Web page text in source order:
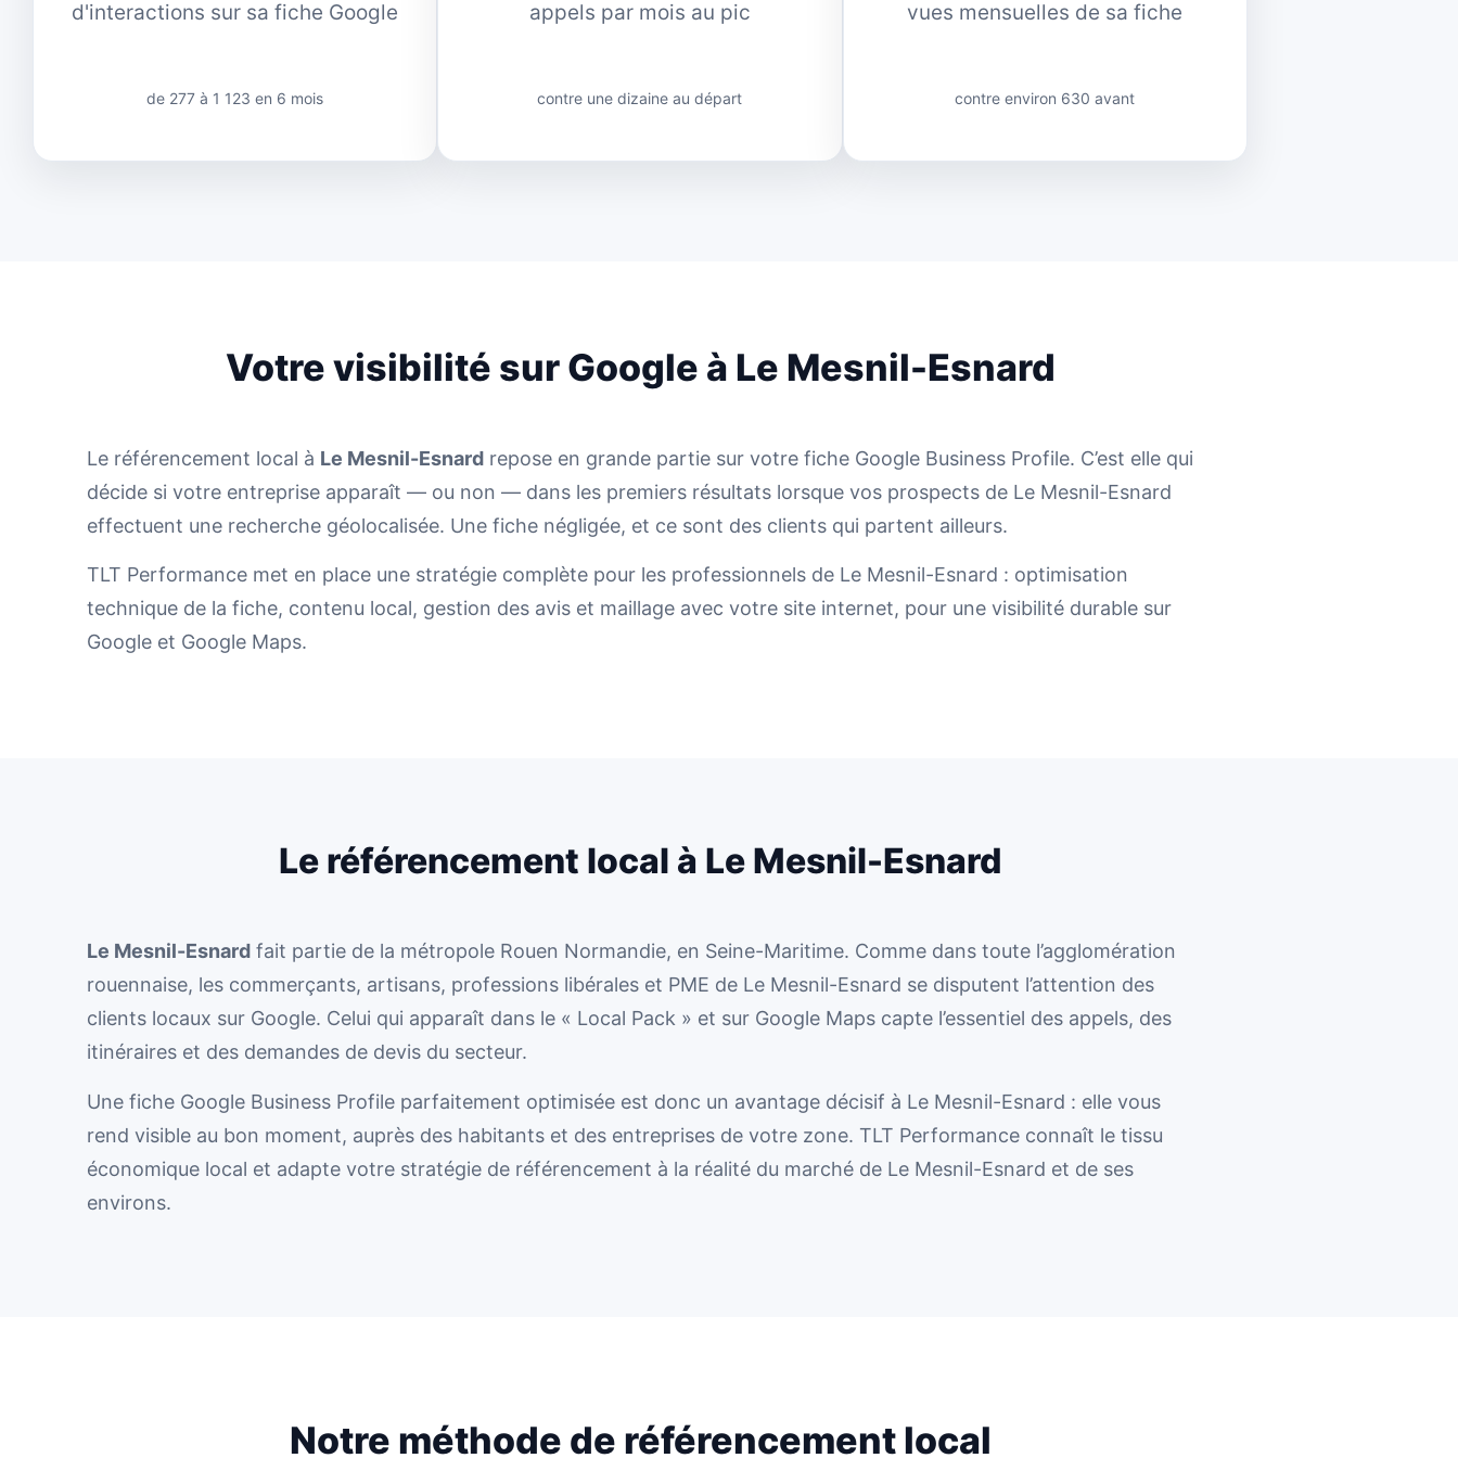
d'interactions sur sa fiche Google
de 277 à 1 123 en 6 mois
appels par mois au pic
contre une dizaine au départ
vues mensuelles de sa fiche
contre environ 630 avant
Votre visibilité sur Google à Le Mesnil-Esnard
Le référencement local à Le Mesnil-Esnard repose en grande partie sur votre fiche Google Business Profile. C’est elle qui
décide si votre entreprise apparaît — ou non — dans les premiers résultats lorsque vos prospects de Le Mesnil-Esnard
effectuent une recherche géolocalisée. Une fiche négligée, et ce sont des clients qui partent ailleurs.
TLT Performance met en place une stratégie complète pour les professionnels de Le Mesnil-Esnard : optimisation
technique de la fiche, contenu local, gestion des avis et maillage avec votre site internet, pour une visibilité durable sur
Google et Google Maps.
Le référencement local à Le Mesnil-Esnard
Le Mesnil-Esnard fait partie de la métropole Rouen Normandie, en Seine-Maritime. Comme dans toute l’agglomération
rouennaise, les commerçants, artisans, professions libérales et PME de Le Mesnil-Esnard se disputent l’attention des
clients locaux sur Google. Celui qui apparaît dans le « Local Pack » et sur Google Maps capte l’essentiel des appels, des
itinéraires et des demandes de devis du secteur.
Une fiche Google Business Profile parfaitement optimisée est donc un avantage décisif à Le Mesnil-Esnard : elle vous
rend visible au bon moment, auprès des habitants et des entreprises de votre zone. TLT Performance connaît le tissu
économique local et adapte votre stratégie de référencement à la réalité du marché de Le Mesnil-Esnard et de ses
environs.
Notre méthode de référencement local